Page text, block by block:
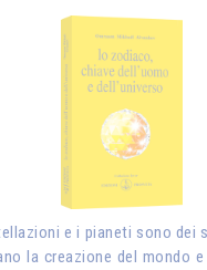
e i pianeti sono dei
la creazione del mondo e